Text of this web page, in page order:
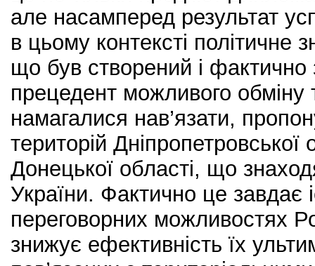
але насамперед результат
в цьому контексті політичне
що був створений і фактично
прецедент можливого обміну
намагалися нав’язати,
територій Дніпропетровської
Донецької області, що
України. Фактично це завдає
переговорних можливостях
знижує ефективність їх